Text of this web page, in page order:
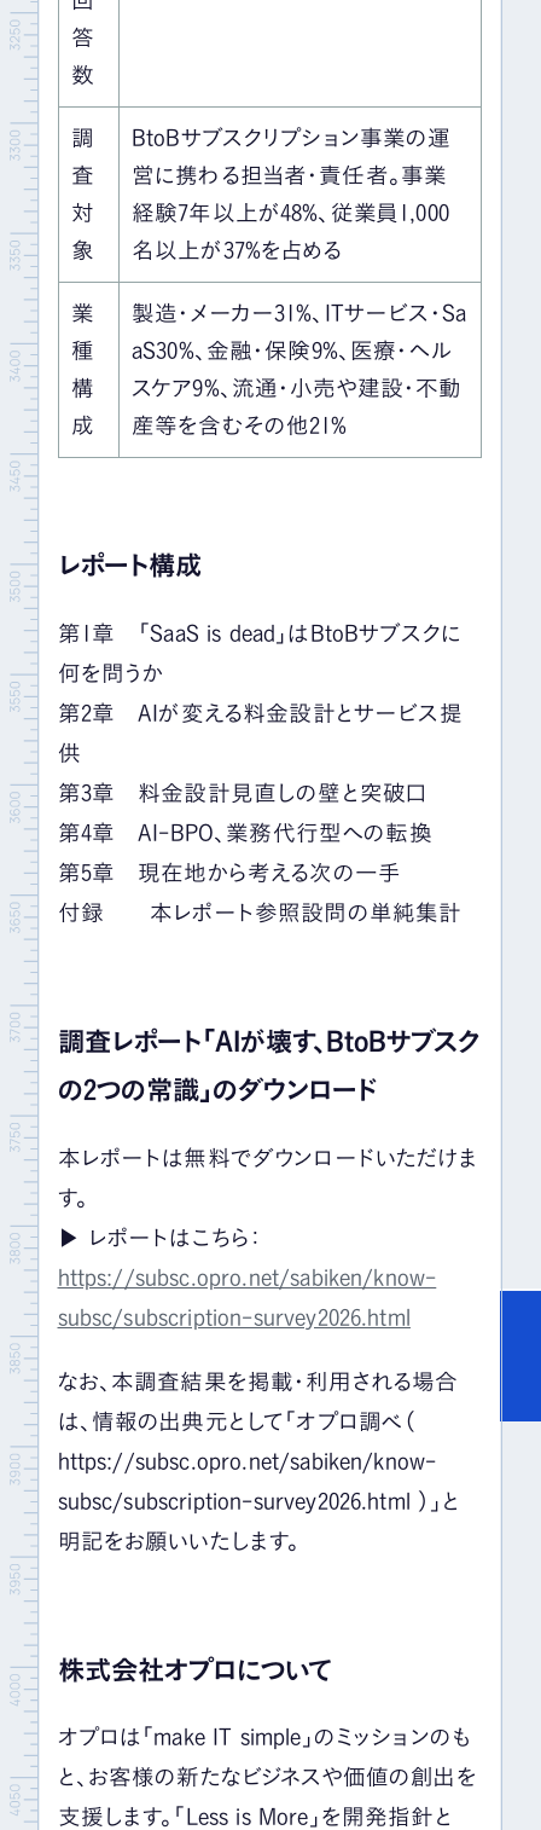
答
数
調
査
対
象
BtoBサブスクリプション事業の運
営に携わる担当者・責任者。事業
経験7年以上が48%、従業員1,000
名以上が37%を占める
業
種
構
成
製造・メーカー31%、ITサービス・Sa
aS30%、金融・保険9%、医療・ヘル
スケア9%、流通・小売や建設・不動
産等を含むその他21%
レポート構成
第1章 「SaaS is dead」はBtoBサブスクに
何を問うか
第2章 AIが変える料金設計とサービス提
供
第3章 料金設計見直しの壁と突破口
第4章 AI-BPO、業務代行型への転換
第5章 現在地から考える次の一手
付録 本レポート参照設問の単純集計
調査レポート「AIが壊す、BtoBサブスク
の2つの常識」のダウンロード
本レポートは無料でダウンロードいただけま
す。
▶ レポートはこちら：
https://subsc.opro.net/sabiken/know-
subsc/subscription-survey2026.html
なお、本調査結果を掲載・利用される場合
は、情報の出典元として「オプロ調べ（
https://subsc.opro.net/sabiken/know-
subsc/subscription-survey2026.html ）」と
明記をお願いいたします。
株式会社オプロについて
オプロは「make IT simple」のミッションのも
と、お客様の新たなビジネスや価値の創出を
支援します。「Less is More」を開発指針と